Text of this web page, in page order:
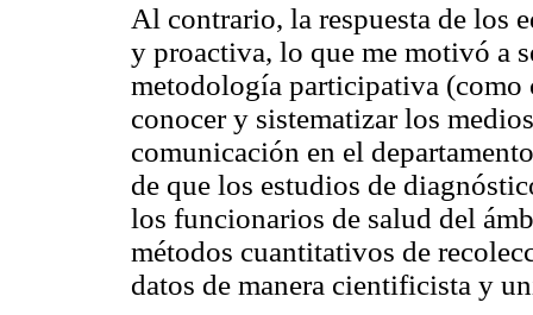
Al contrario, la respuesta de los
y proactiva, lo que me motivó a
metodología participativa (como
conocer y sistematizar los
comunicación en el
de que los estudios de
los funcionarios de salud del
métodos cuantitativos de
datos de manera cientificista y